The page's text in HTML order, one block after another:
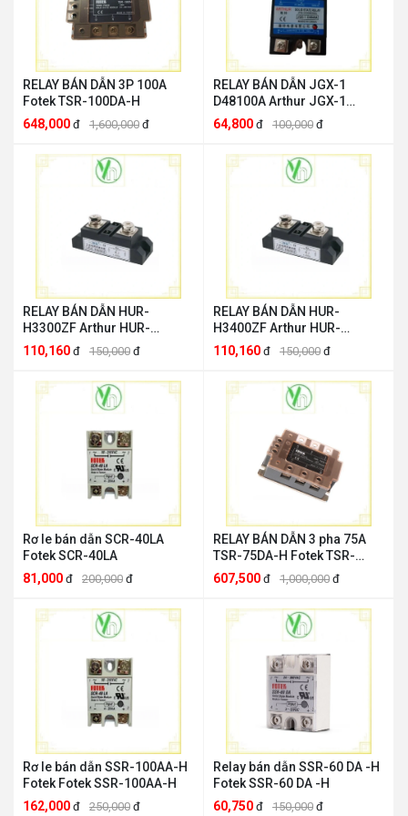
RELAY BÁN DẪN 3P 100A
Fotek TSR-100DA-H
648,000 đ 1,600,000 đ
RELAY BÁN DẪN JGX-1
D48100A Arthur JGX-1
D48100A
64,800 đ 100,000 đ
RELAY BÁN DẪN HUR-
H3300ZF Arthur HUR-
H3300ZF
110,160 đ 150,000 đ
RELAY BÁN DẪN HUR-
H3400ZF Arthur HUR-
H3400ZF
110,160 đ 150,000 đ
Rơ le bán dẫn SCR-40LA
Fotek SCR-40LA
81,000 đ 200,000 đ
RELAY BÁN DẪN 3 pha 75A
TSR-75DA-H Fotek TSR-
75DA-H
607,500 đ 1,000,000 đ
Rơ le bán dẫn SSR-100AA-H
Fotek Fotek SSR-100AA-H
162,000 đ 250,000 đ
Relay bán dẫn SSR-60 DA -H
Fotek SSR-60 DA -H
60,750 đ 150,000 đ